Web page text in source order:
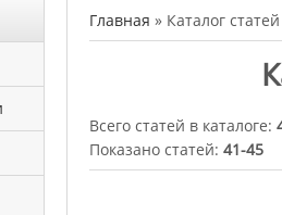
Главная » Каталог
Всего статей в каталоге:
Показано статей: 41-45